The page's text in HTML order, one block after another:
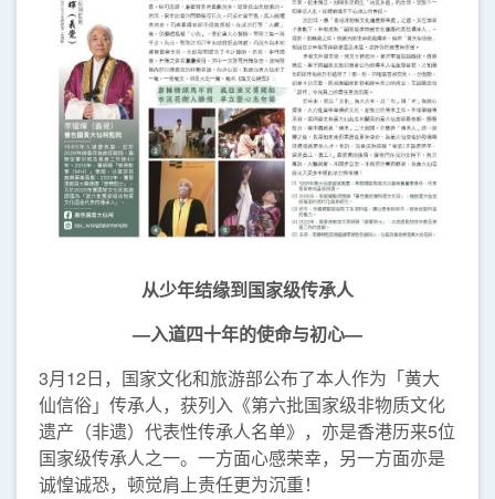
从少年结缘到国家级传承人
—入道四十年的使命与初心—
3月12日，国家文化和旅游部公布了本人作为「黄大
仙信俗」传承人，获列入《第六批国家级非物质文化
遗产（非遗）代表性传承人名单》，亦是香港历来5位
国家级传承人之一。一方面心感荣幸，另一方面亦是
诚惶诚恐，顿觉肩上责任更为沉重！